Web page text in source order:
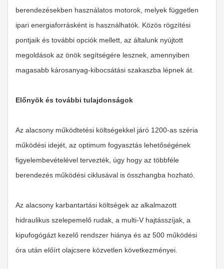
berendezésekben használatos motorok, melyek független
ipari energiaforrásként is használhatók. Közös rögzítési
pontjaik és további opciók mellett, az általunk nyújtott
megoldások az önök segítségére lesznek, amennyiben
magasabb károsanyag-kibocsátási szakaszba lépnek át.
Előnyök és további tulajdonságok
Az alacsony működtetési költségekkel járó 1200-as széria
működési idejét, az optimum fogyasztás lehetőségének
figyelembevételével tervezték, úgy hogy az többféle
berendezés működési ciklusával is összhangba hozható.
Az alacsony karbantartási költségek az alkalmazott
hidraulikus szelepemelő rudak, a multi-V hajtásszíjak, a
kipufogógázt kezelő rendszer hiánya és az 500 működési
óra után előírt olajcsere közvetlen következményei.